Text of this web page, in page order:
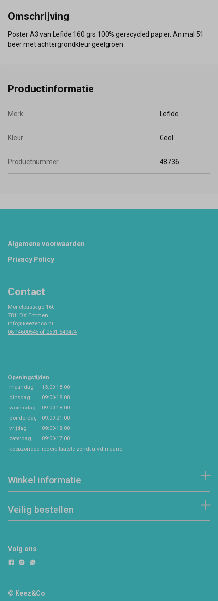
Omschrijving
Poster A3 van Lefide 160 grs 100% gerecycled papier. Animal 51
beer met achtergrondkleur geelgroen
Productinformatie
Merk Lefide
Kleur Geel
Productnummer 48736
Footer
Algemene voorwaarden
Privacy Policy
Contact
Monetpassage 160
7811DX Emmen
info@keezenco.nl
06-14600545 of 0591-649474
Openingstijden
maandag
13:00-18:00
dinsdag
09:00-18:00
woensdag
09:00-18:00
donderdag
09:00-21:00
vrijdag
09:00-18:00
zaterdag
09:00-17:00
koopzondag iedere laatste zondag vd maand
Winkel informatie
Veilig bestellen
Volg ons
© Keez&Co